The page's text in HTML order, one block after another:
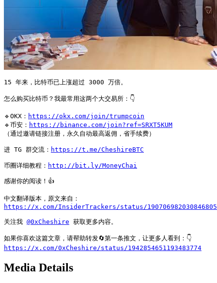
15 年来，比特币已上涨超过 3000 万倍。
怎么购买比特币？我最常用这两个大交易所：👇
🔹OKX： https://okx.com/join/trumpcoin
🔹币安： https://binance.com/join?ref=SRXT5KUM
（通过邀请链接注册，永久自动最高返佣，省手续费）
进 TG 群交流： https://t.me/CheshireBTC
币圈详细教程： http://bit.ly/MoneyChai
感谢你的阅读！👍
https://x.com/InsiderTrackers/status/
关注我 @0xCheshire 获取更多内容。
https://x.com/0xCheshire/status/1942854651193483774
Media Details